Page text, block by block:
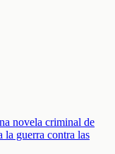
novela criminal de
la guerra contra las